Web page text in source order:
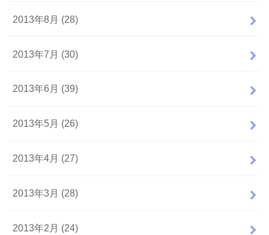
2013年8月 (28)
2013年7月 (30)
2013年6月 (39)
2013年5月 (26)
2013年4月 (27)
2013年3月 (28)
2013年2月 (24)